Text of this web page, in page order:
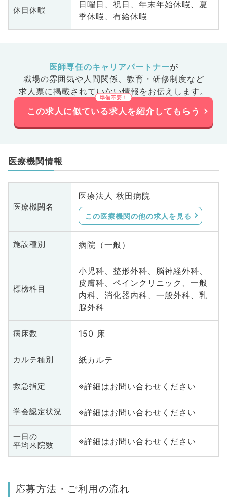
休日休暇
日曜日、祝日、年末年始休暇、夏
季休暇、有給休暇
医師専任のキャリアパートナーが
職場の雰囲気や人間関係、 教育・研修制度など
求人票に掲載されていない情報をお伝えします。
この求人に似ている求人を紹介してもらう
医療機関情報
医療機関名
医療法人 秋田病院
この医療機関の他の求人を見る
施設種別 病院（一般）
標榜科目
小児科、整形外科、脳神経外科、
皮膚科、ペインクリニック、一般
内科、消化器内科、一般外科、乳
腺外科
病床数 150 床
カルテ種別 紙カルテ
救急指定 ※詳細はお問い合わせください
学会認定状況 ※詳細はお問い合わせください
一日の
平均来院数
※詳細はお問い合わせください
応募方法・ご利用の流れ